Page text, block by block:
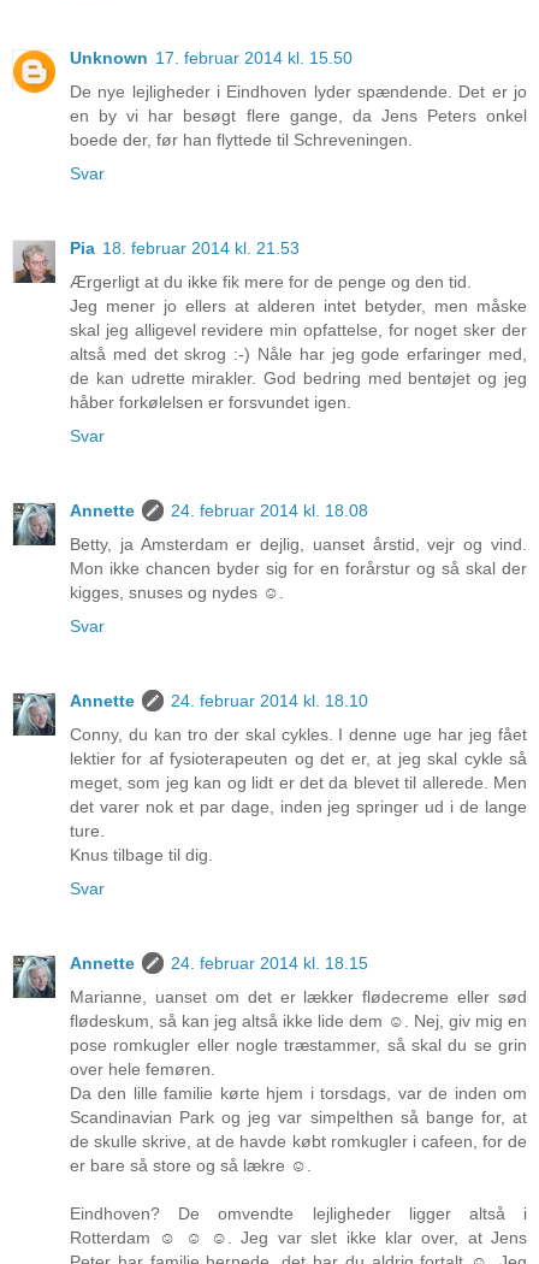
Unknown 17. februar 2014 kl. 15.50
De nye lejligheder i Eindhoven lyder spændende. Det er jo
en by vi har besøgt flere gange, da Jens Peters onkel
boede der, før han flyttede til Schreveningen.
Svar
Pia 18. februar 2014 kl. 21.53
Ærgerligt at du ikke fik mere for de penge og den tid.
Jeg mener jo ellers at alderen intet betyder, men måske
skal jeg alligevel revidere min opfattelse, for noget sker der
altså med det skrog :-) Nåle har jeg gode erfaringer med,
de kan udrette mirakler. God bedring med bentøjet og jeg
håber forkølelsen er forsvundet igen.
Svar
Annette
24. februar 2014 kl. 18.08
Betty, ja Amsterdam er dejlig, uanset årstid, vejr og vind.
Mon ikke chancen byder sig for en forårstur og så skal der
kigges, snuses og nydes ☺.
Svar
Annette
24. februar 2014 kl. 18.10
Conny, du kan tro der skal cykles. I denne uge har jeg fået
lektier for af fysioterapeuten og det er, at jeg skal cykle så
meget, som jeg kan og lidt er det da blevet til allerede. Men
det varer nok et par dage, inden jeg springer ud i de lange
ture.
Knus tilbage til dig.
Svar
Annette
24. februar 2014 kl. 18.15
Marianne, uanset om det er lækker flødecreme eller sød
flødeskum, så kan jeg altså ikke lide dem ☺. Nej, giv mig en
pose romkugler eller nogle træstammer, så skal du se grin
over hele femøren.
Da den lille familie kørte hjem i torsdags, var de inden om
Scandinavian Park og jeg var simpelthen så bange for, at
de skulle skrive, at de havde købt romkugler i cafeen, for de
er bare så store og så lækre ☺.
Eindhoven? De omvendte lejligheder ligger altså i
Rotterdam ☺ ☺ ☺. Jeg var slet ikke klar over, at Jens